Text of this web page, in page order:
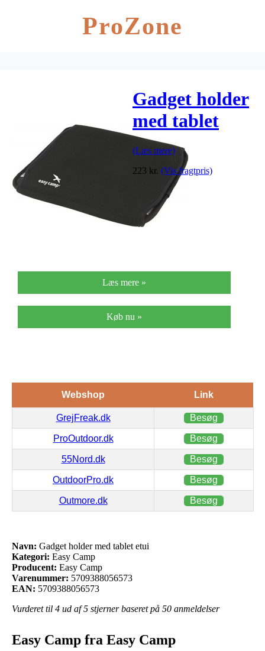
ProZone
Gadget holder
med tablet
etui
(Læs mere)
223 kr. (Vis fragtpris)
Læs mere »
Køb nu »
Webshop Link
GrejFreak.dk Besøg
ProOutdoor.dk Besøg
55Nord.dk Besøg
OutdoorPro.dk Besøg
Outmore.dk Besøg
Navn: Gadget holder med tablet etui
Kategori: Easy Camp
Producent: Easy Camp
Varenummer: 5709388056573
EAN: 5709388056573
Vurderet til 4 ud af 5 stjerner baseret på 50 anmeldelser
Easy Camp fra Easy Camp